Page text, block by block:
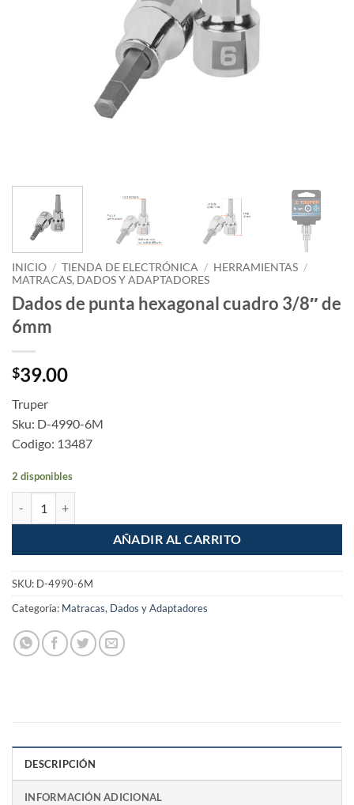
INICIO / TIENDA DE ELECTRÓNICA / HERRAMIENTAS /
MATRACAS, DADOS Y ADAPTADORES
Dados de punta hexagonal cuadro 3/8″ de
6mm
$39.00
Truper
Sku: D-4990-6M
Codigo: 13487
2 disponibles
AÑADIR AL CARRITO
SKU: D-4990-6M
Categoría: Matracas, Dados y Adaptadores
DESCRIPCIÓN
INFORMACIÓN ADICIONAL